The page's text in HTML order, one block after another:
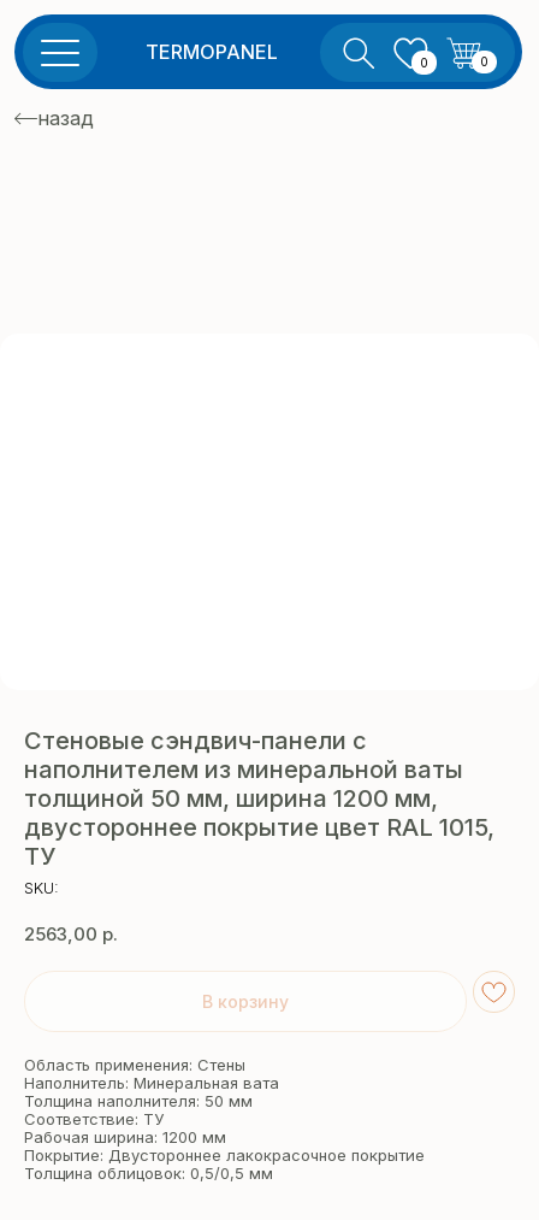
0
TERMOPANEL
назад
Стеновые сэндвич-панели с
наполнителем из минеральной ваты
толщиной 50 мм, ширина 1200 мм,
двустороннее покрытие цвет RAL 1015,
ТУ
SKU:
2563,00 р.
В корзину
Область применения: Стены
Наполнитель: Минеральная вата
Толщина наполнителя: 50 мм
Соответствие: ТУ
Рабочая ширина: 1200 мм
Покрытие: Двустороннее лакокрасочное покрытие
Толщина облицовок: 0,5/0,5 мм